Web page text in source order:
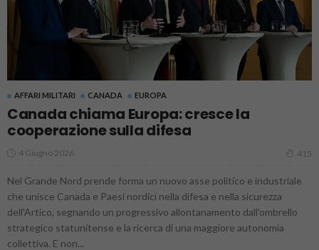
AFFARI MILITARI CANADA EUROPA
Canada chiama Europa: cresce la
cooperazione sulla difesa
4 Giugno 2026 415
Nel Grande Nord prende forma un nuovo asse politico e industriale
che unisce Canada e Paesi nordici nella difesa e nella sicurezza
dell'Artico, segnando un progressivo allontanamento dall’ombrello
strategico statunitense e la ricerca di una maggiore autonomia
collettiva. E non...